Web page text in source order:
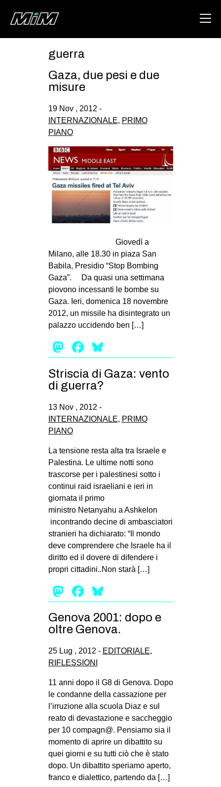
ABOUT
DEGENERAZIONE
CSOA LAMBRETTA
MSM
STUDENTI TSUNAMI
ZAM
MOBILITAZIONI
SPAZI
SPORT POPOLARE
MOVIMENTI
AMBIENTE
ANTIFASCISMO
DIRITTO ALL’ABITARE
MIGRAZIONI
REPRESSIONE
CULTURE
ARTE
CINEMA
MANIFESTI
MUSICA
RECENSIONI
INTERNAZIONALE
AFRICA
AMERICHE
EVENTI
in
Fb
tw
bsky
guerra
Gaza, due pesi e due
misure
19 Nov , 2012 -
INTERNAZIONALE, PRIMO
PIANO
Giovedì a
Milano, alle 18.30 in piaza San
Babila, Presidio “Stop Bombing
Gaza”. Da quasi una settimana
piovono incessanti le bombe su
Gaza. Ieri, domenica 18 novembre
2012, un missile ha disintegrato un
palazzo uccidendo ben […]
Mastodon
Facebook
Striscia di Gaza: vento
di guerra?
13 Nov , 2012 -
INTERNAZIONALE, PRIMO
PIANO
La tensione resta alta tra Israele e
Palestina. Le ultime notti sono
trascorse per i palestinesi sotto i
continui raid israeliani e ieri in
giornata il primo
ministro Netanyahu a Ashkelon
incontrando decine di ambasciatori
stranieri ha dichiarato: “Il mondo
deve comprendere che Israele ha il
diritto ed il dovere di difendere i
propri cittadini..Non starà […]
Mastodon
Facebook
Genova 2001: dopo e
oltre Genova.
25 Lug , 2012 - EDITORIALE,
RIFLESSIONI
11 anni dopo il G8 di Genova. Dopo
le condanne della cassazione per
l’irruzione alla scuola Diaz e sul
reato di devastazione e saccheggio
per 10 compagn@. Pensiamo sia il
momento di aprire un dibattito su
quei giorni e su tutti ciò che è stato
dopo. Un dibattito speriamo aperto,
franco e dialettico, partendo da […]